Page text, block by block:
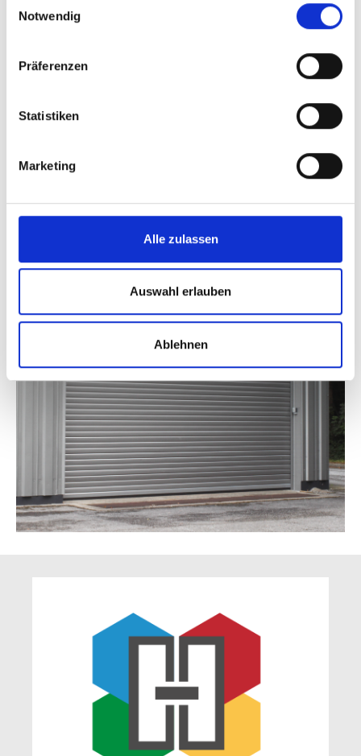
Notwendig
Präferenzen
Statistiken
Marketing
Alle zulassen
Auswahl erlauben
Ablehnen
gelesen und bin damit einverstanden, dass
Industrievertriebs GmbH gespeichert